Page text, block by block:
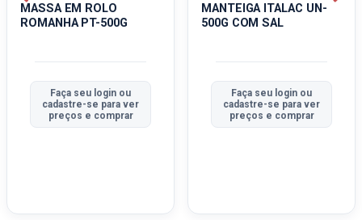
MASSA EM ROLO
ROMANHA PT-500G
Faça seu login ou
cadastre-se para ver
preços e comprar
MANTEIGA ITALAC UN-
500G COM SAL
Faça seu login ou
cadastre-se para ver
preços e comprar